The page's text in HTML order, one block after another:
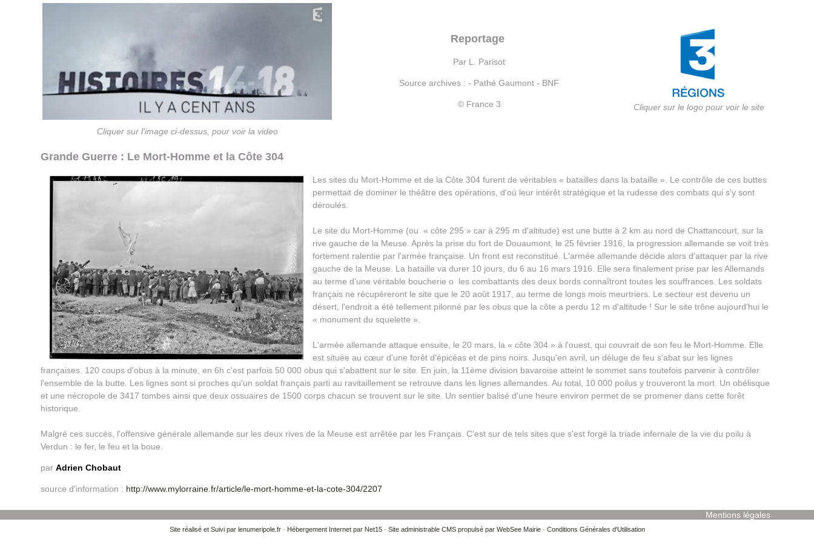
Cliquer sur l'image ci-dessus, pour voir la video
Reportage
Par L. Parisot
Source archives : - Pathé Gaumont - BNF
© France 3 Cliquer sur le logo pour voir le site
Grande Guerre : Le Mort-Homme et la Côte 304
Les sites du Mort-Homme et de la Côte 304 furent de véritables « batailles dans la bataille ». Le contrôle de ces buttes
permettait de dominer le théâtre des opérations, d'où leur intérêt stratégique et la rudesse des combats qui s'y sont
déroulés.
Le site du Mort-Homme (ou « côte 295 » car à 295 m d'altitude) est une butte à 2 km au nord de Chattancourt, sur la
rive gauche de la Meuse. Après la prise du fort de Douaumont, le 25 février 1916, la progression allemande se voit très
fortement ralentie par l'armée française. Un front est reconstitué. L'armée allemande décide alors d'attaquer par la rive
gauche de la Meuse. La bataille va durer 10 jours, du 6 au 16 mars 1916. Elle sera finalement prise par les Allemands
au terme d'une véritable boucherie o les combattants des deux bords connaîtront toutes les souffrances. Les soldats
français ne récupéreront le site que le 20 août 1917, au terme de longs mois meurtriers. Le secteur est devenu un
désert, l'endroit a été tellement pilonné par les obus que la côte a perdu 12 m d'altitude ! Sur le site trône aujourd'hui le
« monument du squelette ».
L'armée allemande attaque ensuite, le 20 mars, la « côte 304 » à l'ouest, qui couvrait de son feu le Mort-Homme. Elle
est située au cœur d'une forêt d'épicéas et de pins noirs. Jusqu'en avril, un déluge de feu s'abat sur les lignes
françaises. 120 coups d'obus à la minute, en 6h c'est parfois 50 000 obus qui s'abattent sur le site. En juin, la 11ème division bavaroise atteint le sommet sans toutefois parvenir à contrôler
l'ensemble de la butte. Les lignes sont si proches qu'un soldat français parti au ravitaillement se retrouve dans les lignes allemandes. Au total, 10 000 poilus y trouveront la mort. Un obélisque
et une nécropole de 3417 tombes ainsi que deux ossuaires de 1500 corps chacun se trouvent sur le site. Un sentier balisé d'une heure environ permet de se promener dans cette forêt
historique.
Malgré ces succès, l'offensive générale allemande sur les deux rives de la Meuse est arrêtée par les Français. C'est sur de tels sites que s'est forgé la triade infernale de la vie du poilu à
Verdun : le fer, le feu et la boue.
parAdrien Chobaut
source d'information : http://www.mylorraine.fr/article/le-mort-homme-et-la-cote-304/2207
Mentions légales
Site réalisé et Suivi par lenumeripole.fr- Hébergement Internet par Net15- Site administrable CMS propulsé par WebSee Mairie- Conditions Générales d'Utilisation